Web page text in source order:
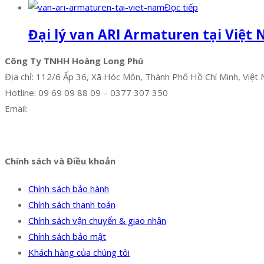
Đọc tiếp
Đại lý van ARI Armaturen tại Việt
Công Ty TNHH Hoàng Long Phú
Địa chỉ: 112/6 Ấp 36, Xã Hóc Môn, Thành Phố Hồ Chí Minh, Việt
Hotline: 09 69 09 88 09 – 0377 307 350
Email:
Chính sách và Điều khoản
Chính sách bảo hành
Chính sách thanh toán
Chính sách vận chuyển & giao nhận
Chính sách bảo mật
Khách hàng của chúng tôi